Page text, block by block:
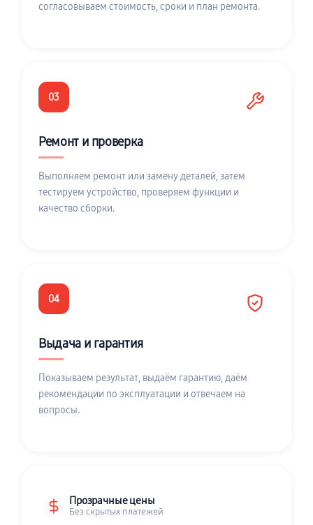
согласовываем стоимость, сроки и план ремонта.
03
Ремонт и проверка
Выполняем ремонт или замену деталей, затем
тестируем устройство, проверяем функции и
качество сборки.
04
Выдача и гарантия
Показываем результат, выдаём гарантию, даём
рекомендации по эксплуатации и отвечаем на
вопросы.
Прозрачные цены
Без скрытых платежей